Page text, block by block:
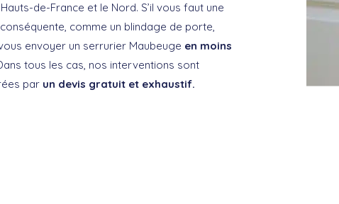
de-France et le Nord. S’il vous faut une
comme un blindage de porte,
envoyer un serrurier Maubeuge en moins
tous les cas, nos interventions sont
par un devis gratuit et exhaustif.